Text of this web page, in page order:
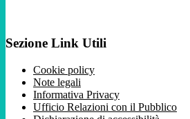
Sezione Link Utili
Cookie policy
Note legali
Informativa Privacy
Ufficio Relazioni con il Pubblico